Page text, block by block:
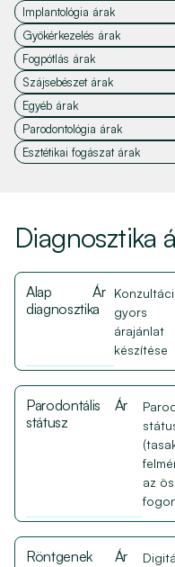
Implantológia árak
Gyökérkezelés árak
Fogpótlás árak
Szájsebészet árak
Egyéb árak
Parodontológia árak
Esztétikai fogászat árak
Diagnosztika
Alap
diagnosztika
Ár
gyors
árajánlat
készítése
Parodontális
státusz
Ár
az
Röntgenek Ár